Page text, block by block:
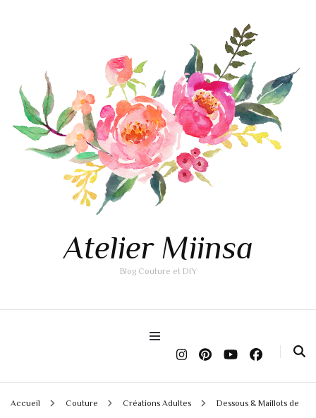
Atelier Miinsa
Blog Couture et DIY
Accueil Couture Créations Adultes Dessous & Maillots de